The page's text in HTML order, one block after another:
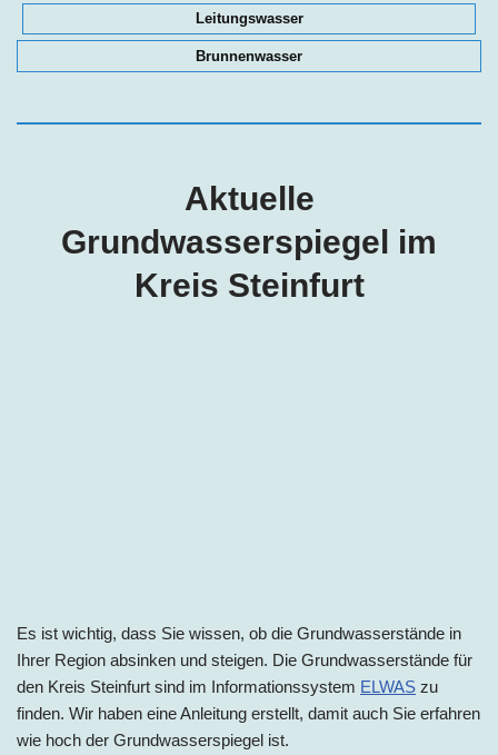
Leitungswasser
Brunnenwasser
Aktuelle
Grundwasserspiegel im
Kreis Steinfurt
Es ist wichtig, dass Sie wissen, ob die Grundwasserstände in
Ihrer Region absinken und steigen. Die Grundwasserstände für
den Kreis Steinfurt sind im Informationssystem ELWAS zu
finden. Wir haben eine Anleitung erstellt, damit auch Sie erfahren
wie hoch der Grundwasserspiegel ist.